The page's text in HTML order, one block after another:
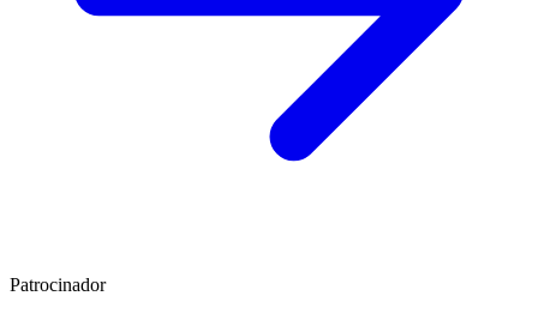
Patrocinador